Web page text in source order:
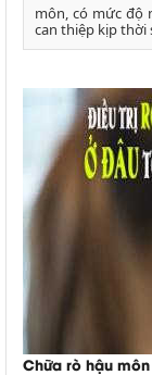
môn, có mức độ
can thiệp kịp thời
Chữa rò hậu